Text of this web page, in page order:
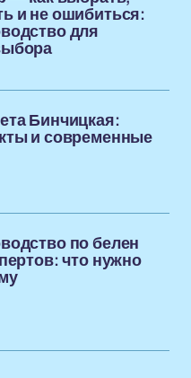
и не ошибиться:
для
Бинчицкая:
и современные
по белен
что нужно